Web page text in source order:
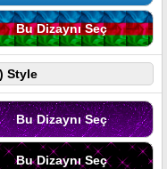
Bu Dizaynı Seç
Style
Bu Dizaynı Seç
Bu Dizaynı Seç